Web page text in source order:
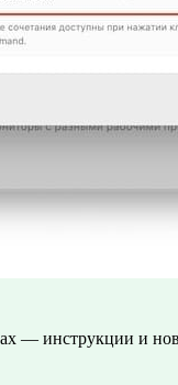
— инструкции и